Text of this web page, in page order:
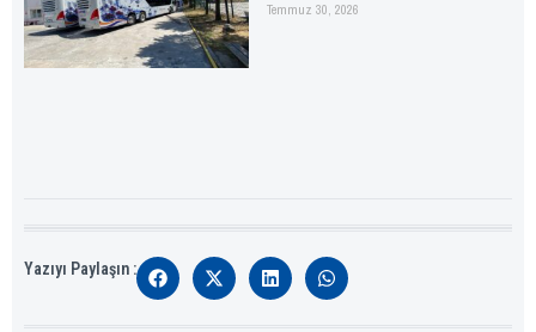
Temmuz 30, 2026
Yazıyı Paylaşın :